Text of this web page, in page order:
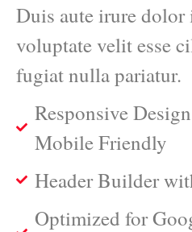
Duis aute irure
voluptate velit esse
fugiat nulla pariatur.
Responsive
Mobile Friendly
Header Builder
Optimized for